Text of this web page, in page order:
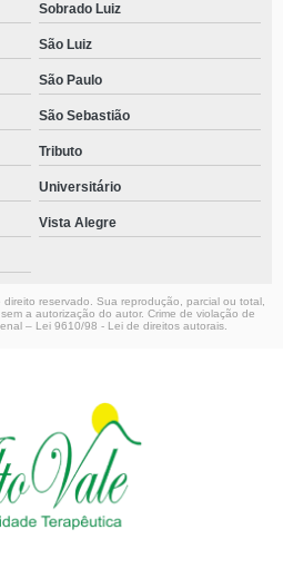
Sobrado Luiz
São Luiz
São Paulo
São Sebastião
Tributo
Universitário
Vista Alegre
reservado. Sua reprodução, parcial ou total,
a autorização do autor. Crime de violação de
– Lei 9610/98 - Lei de direitos autorais